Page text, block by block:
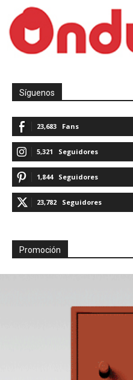
Síguenos
23,683 Fans
5,321 Seguidores
1,844 Seguidores
23,782 Seguidores
Promoción